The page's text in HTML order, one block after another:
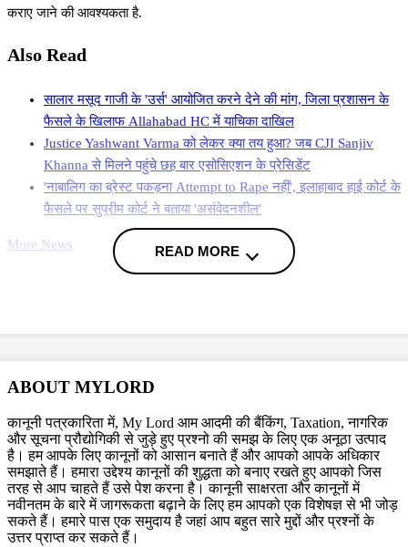
कराए जाने की आवश्यकता है.
Also Read
सालार मसूद गाजी के 'उर्स' आयोजित करने देने की मांग, जिला प्रशासन के
फैसले के खिलाफ Allahabad HC में याचिका दाखिल
Justice Yashwant Varma को लेकर क्या तय हुआ? जब CJI Sanjiv
Khanna से मिलने पहुंचे छह बार एसोसिएशन के प्रेसिडेंट
'नाबालिग का ब्रेस्ट पकड़ना Attempt to Rape नहीं', इलाहाबाद हाई कोर्ट के
फैसले पर सुप्रीम कोर्ट ने बताया 'असंवेदनशील'
More News
पुलिस अधिकारी द्वारा जांच की जा रही है.
Topics
Contempt pleaAllahabad High Court UP Police
Trending in Hindi
READ MORE
ABOUT MYLORD
कानूनी पत्रकारिता में, My Lord आम आदमी की बैंकिंग, Taxation, नागरिक
और सूचना प्रौद्योगिकी से जुड़े हुए प्रश्नो की समझ के लिए एक अनूठा उत्पाद
है। हम आपके लिए कानूनों को आसान बनाते हैं और आपको आपके अधिकार
समझाते हैं। हमारा उद्देश्य कानूनों की शुद्धता को बनाए रखते हुए आपको जिस
तरह से आप चाहते हैं उसे पेश करना है। कानूनी साक्षरता और कानूनों में
नवीनतम के बारे में जागरूकता बढ़ाने के लिए हम आपको एक विशेषज्ञ से भी जोड़
सकते हैं। हमारे पास एक समुदाय है जहां आप बहुत सारे मुद्दों और प्रश्नों के
उत्तर प्राप्त कर सकते हैं।